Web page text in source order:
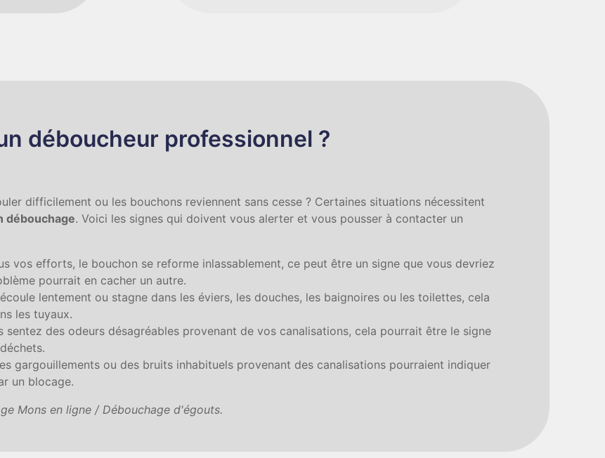
déboucheur professionnel ?
difficilement ou les bouchons reviennent sans cesse ? Certaines situations nécessitent
débouchage. Voici les signes qui doivent vous alerter et vous pousser à contacter un
vos efforts, le bouchon se reforme inlassablement, ce peut être un signe que vous devriez
pourrait en cacher un autre.
lentement ou stagne dans les éviers, les douches, les baignoires ou les toilettes, cela
les tuyaux.
sentez des odeurs désagréables provenant de vos canalisations, cela pourrait être le signe
gargouillements ou des bruits inhabituels provenant des canalisations pourraient indiquer
un blocage.
Mons en ligne / Débouchage d'égouts.